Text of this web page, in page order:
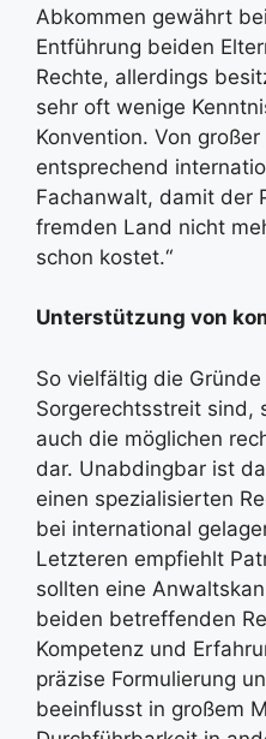
Abkommen gewährt
Entführung beiden
Rechte, allerdings
sehr oft wenige
Konvention. Von
entsprechend
Fachanwalt, damit der
fremden Land nicht
schon kostet.“
Unterstützung von
So vielfältig die
Sorgerechtsstreit sind,
auch die möglichen
dar. Unabdingbar ist
einen spezialisierten
bei international
Letzteren empfiehlt
sollten eine
beiden betreffenden
Kompetenz und
präzise Formulierung
beeinflusst in großem